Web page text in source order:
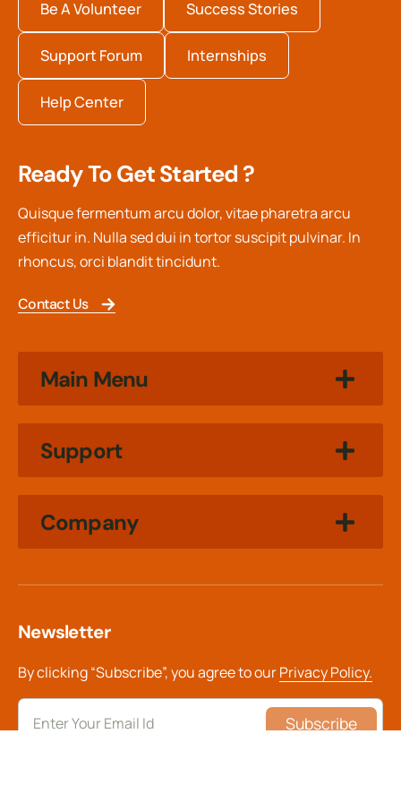
Be A Volunteer Success Stories
Support Forum Internships
Help Center
Ready To Get Started ?
Quisque fermentum arcu dolor, vitae pharetra arcu
efficitur in. Nulla sed dui in tortor suscipit pulvinar. In
rhoncus, orci blandit tincidunt.
Contact Us
Main Menu
Support
Company
Newsletter
By clicking “Subscribe”, you agree to ourPrivacy Policy.
Subscribe